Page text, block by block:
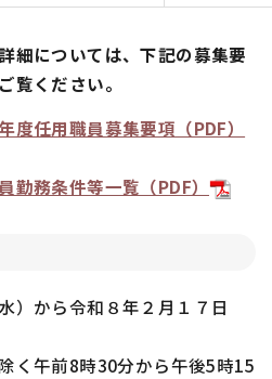
については、下記の募集要
覧ください。
度任用職員募集要項（PDF）
勤務条件等一覧（PDF）
）から令和８年２月１７日
く午前8時30分から午後5時15